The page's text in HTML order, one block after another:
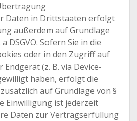
Daten in Drittstaaten erfolgt
außerdem auf Grundlage
DSGVO. Sofern Sie in die
oder in den Zugriff auf
(z. B. via Device-
haben, erfolgt die
auf Grundlage von §
Einwilligung ist jederzeit
Daten zur Vertragserfüllung